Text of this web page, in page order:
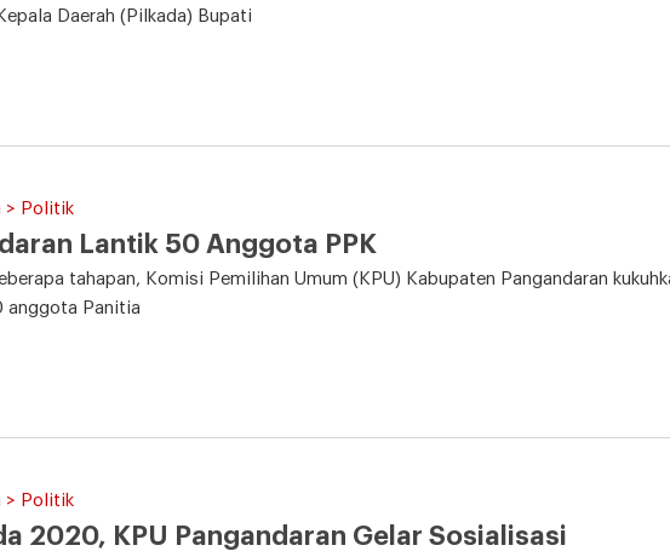
Daerah (Pilkada) Bupati
> Politik
Lantik 50 Anggota PPK
tahapan, Komisi Pemilihan Umum (KPU) Kabupaten Pangandaran
anggota Panitia
> Politik
2020, KPU Pangandaran Gelar Sosialisasi